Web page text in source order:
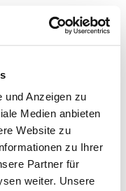
und Anzeigen zu
Medien anbieten
Website zu
zu Ihrer
Partner für
weiter. Unsere